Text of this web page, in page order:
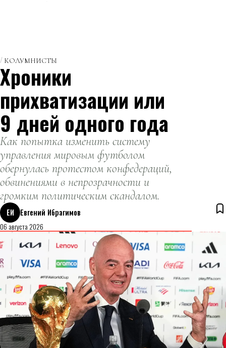
КОЛУМНИСТЫ
Хроники
прихватизации или
9 дней одного года
Как попытка изменить систему
управления мировым футболом
обернулась протестом конфедераций,
обвинениями в непрозрачности и
громким политическим скандалом.
ЕИ
Евгений Ибрагимов
06 августа 2026